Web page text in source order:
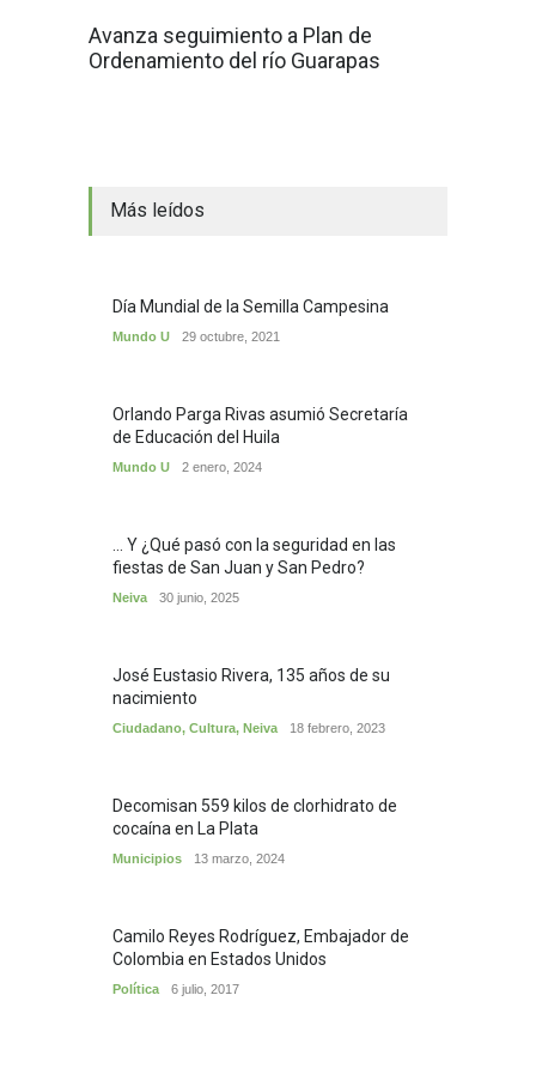
Avanza seguimiento a Plan de
Ordenamiento del río Guarapas
Más leídos
Día Mundial de la Semilla Campesina
Mundo U 29 octubre, 2021
Orlando Parga Rivas asumió Secretaría
de Educación del Huila
Mundo U 2 enero, 2024
... Y ¿Qué pasó con la seguridad en las
fiestas de San Juan y San Pedro?
Neiva 30 junio, 2025
José Eustasio Rivera, 135 años de su
nacimiento
Ciudadano, Cultura, Neiva 18 febrero, 2023
Decomisan 559 kilos de clorhidrato de
cocaína en La Plata
Municipios 13 marzo, 2024
Camilo Reyes Rodríguez, Embajador de
Colombia en Estados Unidos
Política 6 julio, 2017